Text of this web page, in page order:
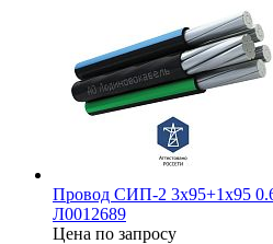
Провод СИП-2 3х95+1х95
Л0012689
Цена по запросу